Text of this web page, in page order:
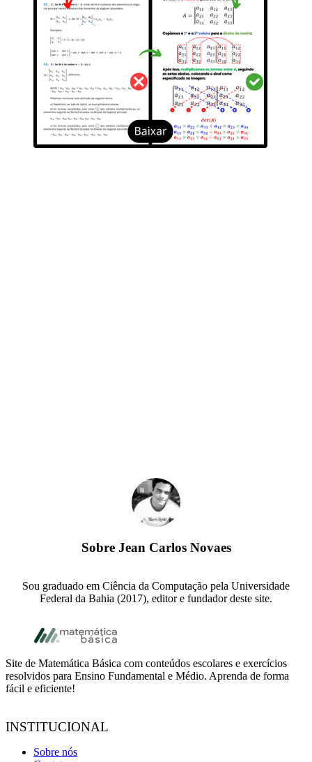
Sobre Jean Carlos Novaes
Sou graduado em Ciência da Computação pela Universidade
Federal da Bahia (2017), editor e fundador deste site.
Footer
Site de Matemática Básica com conteúdos escolares e exercícios
resolvidos para Ensino Fundamental e Médio. Aprenda de forma
fácil e eficiente!
INSTITUCIONAL
Sobre nós